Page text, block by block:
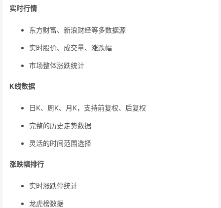
实时行情
东方财富、新浪财经等多数据源
实时股价、成交量、涨跌幅
市场整体涨跌统计
K线数据
日K、周K、月K，支持前复权、后复权
完整的历史走势数据
灵活的时间范围选择
涨跌幅排行
实时涨跌停统计
龙虎榜数据